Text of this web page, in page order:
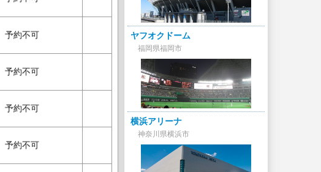
予約不可
予約不可
予約不可
予約不可
ヤフオクドーム
福岡県福岡市
横浜アリーナ
神奈川県横浜市